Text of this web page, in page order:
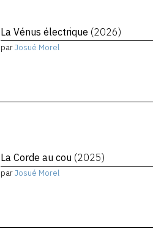
La Vénus électrique (2026)
parJosué Morel
La Corde au cou (2025)
parJosué Morel